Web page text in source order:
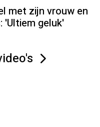
met zijn vrouw en
'Ultiem geluk'